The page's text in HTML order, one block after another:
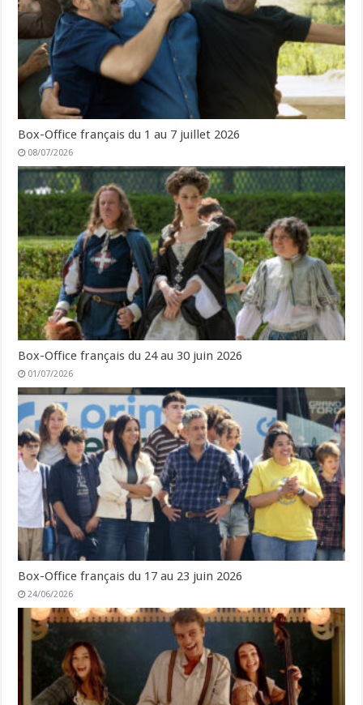
Box-Office français du 1 au 7 juillet 2026
08/07/2026
Box-Office français du 24 au 30 juin 2026
01/07/2026
Box-Office français du 17 au 23 juin 2026
24/06/2026